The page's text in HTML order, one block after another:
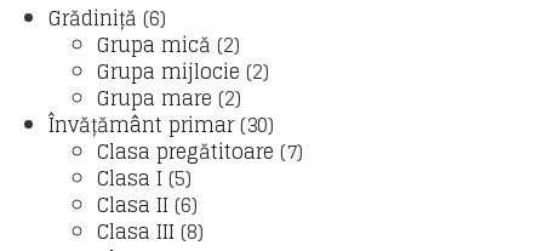
Grădiniță (6)
Grupa mică (2)
Grupa mijlocie (2)
Grupa mare (2)
Învățământ primar(30)
Clasa pregătitoare (7)
Clasa I (5)
Clasa II (6)
Clasa III (8)